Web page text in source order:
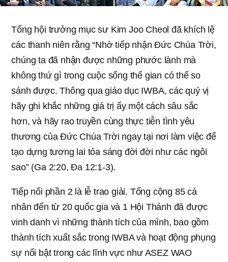
Tổng hội trưởng mục sư Kim Joo Cheol đã khích lệ
các thanh niên rằng “Nhờ tiếp nhận Đức Chúa Trời,
chúng ta đã nhận được những phước lành mà
không thứ gì trong cuộc sống thế gian có thể so
sánh được. Thông qua giáo dục IWBA, các quý vị
hãy ghi khắc những giá trị ấy một cách sâu sắc
hơn, và hãy rao truyền cùng thực tiễn tình yêu
thương của Đức Chúa Trời ngay tại nơi làm việc để
tạo dựng tương lai tỏa sáng đời đời như các ngôi
sao” (Ga 2:20, Đa 12:1-3).
Tiếp nối phần 2 là lễ trao giải. Tổng cộng 85 cá
nhân đến từ 20 quốc gia và 1 Hội Thánh đã được
vinh danh vì những thành tích của mình, bao gồm
thành tích xuất sắc trong IWBA và hoạt động phụng
sự nổi bật trong các lĩnh vực như ASEZ WAO